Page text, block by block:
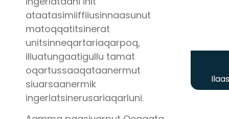
ataatasimiiffiiusinnaasunut
matoqqatitsinerat
unitsinneqartariaqarpoq,
illuatungaatigullu tamat
oqartussaaqataanermut
siuarsaanermik
ingerlatsinerusariaqarluni.